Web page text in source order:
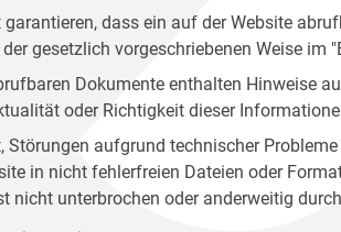
dass ein auf der Website
der gesetzlich vorgeschriebenen Weise
Dokumente enthalten Hinweise
oder Richtigkeit dieser
Störungen aufgrund technischer
in nicht fehlerfreien Dateien oder
nicht unterbrochen oder anderweitig